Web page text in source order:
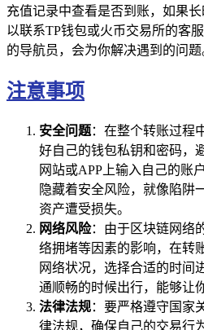
充值记录中查看是否到账，如果
以联系TP钱包或火币交易所的客
的导航员，会为你解决遇到的问题
注意事项
安全问题：在整个转账过程
好自己的钱包私钥和密码，
网站或APP上输入自己的账
隐藏着安全风险，就像陷阱
资产遭受损失。
网络风险：由于区块链网络
络拥堵等因素的影响，在转
网络状况，选择合适的时间
通顺畅的时候出行，能够让
法律法规：要严格遵守国家
律法规，确保自己的交易行